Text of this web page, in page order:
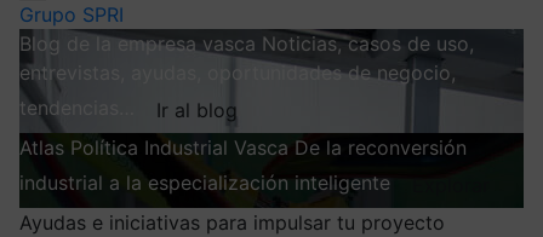
Grupo SPRI
Blog de la empresa vasca Noticias, casos de uso,
entrevistas, ayudas, oportunidades de negocio,
tendencias…
Ir al blog
Atlas Política Industrial Vasca De la reconversión
industrial a la especialización inteligente
Ayudas e iniciativas para impulsar tu proyecto